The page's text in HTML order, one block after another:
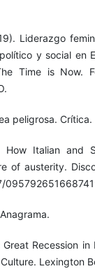
Liderazgo
y social en
Time is Now.
peligrosa. Crítica.
Italian and
of austerity.
Recession in
Lexington